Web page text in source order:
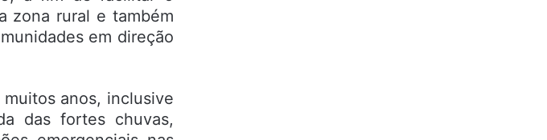
zona rural e também
em direção
anos, inclusive
das fortes chuvas,